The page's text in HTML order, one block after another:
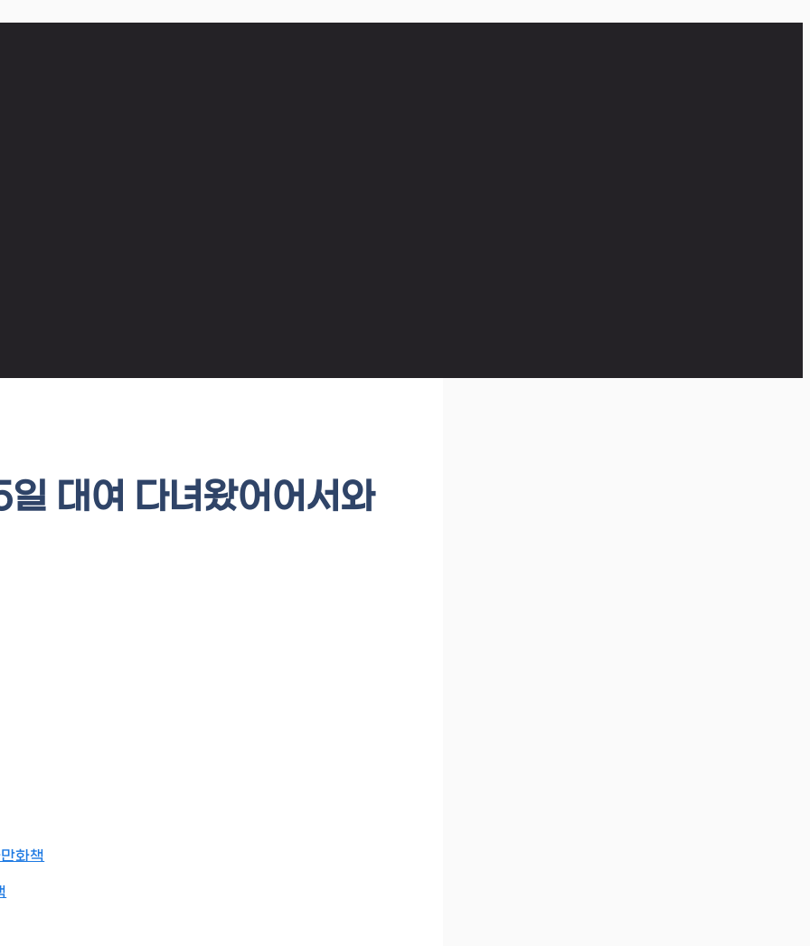
대여 다녀왔어어서와
화책